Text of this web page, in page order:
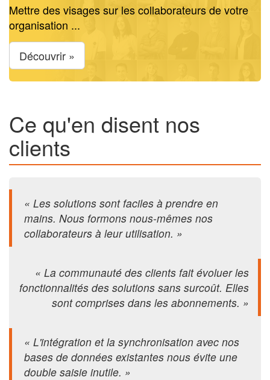
Mettre des visages sur les collaborateurs de votre
organisation ...
Découvrir »
Ce qu'en disent nos
clients
« Les solutions sont faciles à prendre en
mains. Nous formons nous-mêmes nos
collaborateurs à leur utilisation. »
« La communauté des clients fait évoluer les
fonctionnalités des solutions sans surcoût. Elles
sont comprises dans les abonnements. »
« L'intégration et la synchronisation avec nos
bases de données existantes nous évite une
double saisie inutile. »